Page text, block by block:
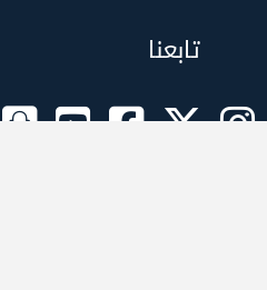
تابعنا